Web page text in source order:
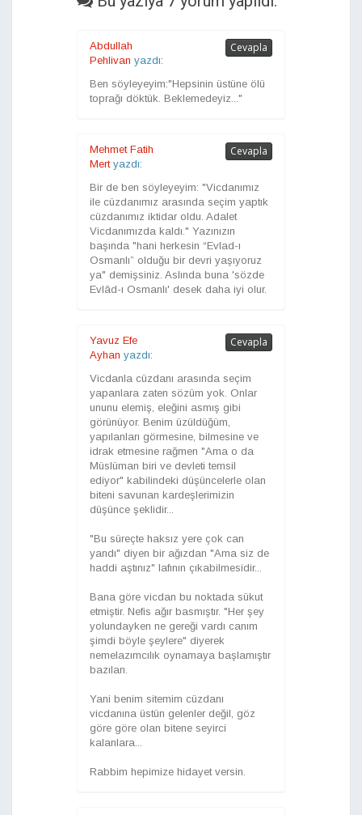
Abdullah
Pehlivan yazdı:
Cevapla
Ben söyleyeyim:"Hepsinin üstüne ölü
toprağı döktük. Beklemedeyiz..."
Mehmet Fatih
Mertyazdı:
Cevapla
Bir de ben söyleyeyim: "Vicdanımız
ile cüzdanımız arasında seçim yaptık
cüzdanımız iktidar oldu. Adalet
Vicdanımızda kaldı." Yazınızın
başında "hani herkesin “Evlad-ı
Osmanlı” olduğu bir devri yaşıyoruz
ya" demişsiniz. Aslında buna 'sözde
Evlâd-ı Osmanlı' desek daha iyi olur.
Yavuz Efe
Ayhan yazdı:
Cevapla
Vicdanla cüzdanı arasında seçim
yapanlara zaten sözüm yok. Onlar
ununu elemiş, eleğini asmış gibi
görünüyor. Benim üzüldüğüm,
yapılanları görmesine, bilmesine ve
idrak etmesine rağmen "Ama o da
Müslüman biri ve devleti temsil
ediyor" kabilindeki düşüncelerle olan
biteni savunan kardeşlerimizin
düşünce şeklidir...
"Bu süreçte haksız yere çok can
yandı" diyen bir ağızdan "Ama siz de
haddi aştınız" lafının çıkabilmesidir...
Bana göre vicdan bu noktada sükut
etmiştir. Nefis ağır basmıştır. "Her şey
yolundayken ne gereği vardı canım
şimdi böyle şeylere" diyerek
nemelazımcılık oynamaya başlamıştır
bazıları.
Yani benim sitemim cüzdanı
vicdanına üstün gelenler değil, göz
göre göre olan bitene seyirci
kalanlara...
Rabbim hepimize hidayet versin.